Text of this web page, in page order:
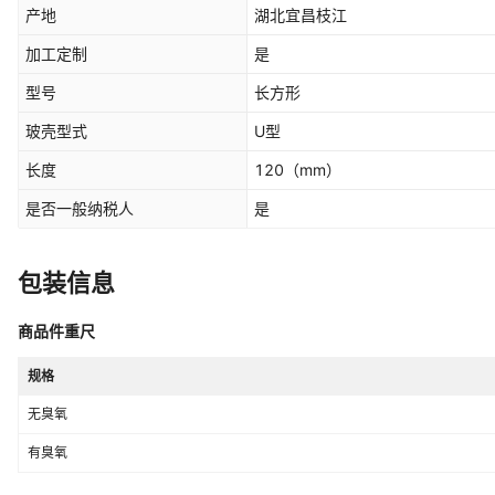
产地 湖北宜昌枝江
加工定制 是
型号 长方形
玻壳型式 U型
长度 120 （mm）
是否一般纳税人 是
包装信息
商品件重尺
规格
无臭氧
有臭氧